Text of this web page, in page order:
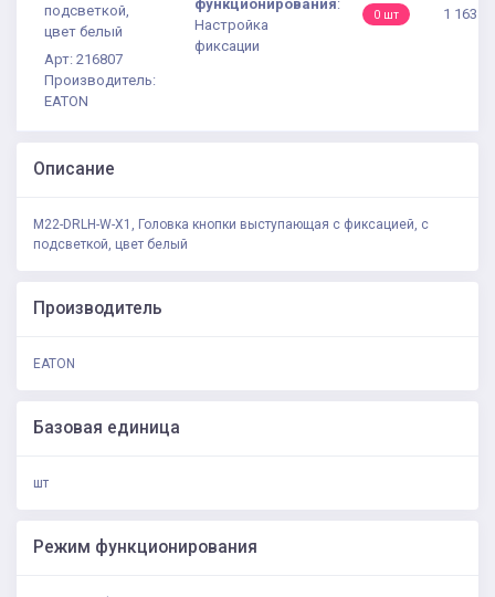
подсветкой,
цвет белый
Арт: 216807
Производитель:
EATON
функционирования:
Настройка
фиксации
0 шт 1
Описание
M22-DRLH-W-X1, Головка кнопки выступающая с фиксацией, с
подсветкой, цвет белый
Производитель
EATON
Базовая единица
шт
Режим функционирования